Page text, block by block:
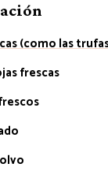
(como las
frescas